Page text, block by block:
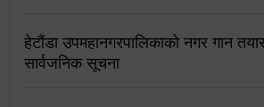
हेटौंडा उपमहानगरपालिकाको नगर गान
सार्वजनिक सूचना